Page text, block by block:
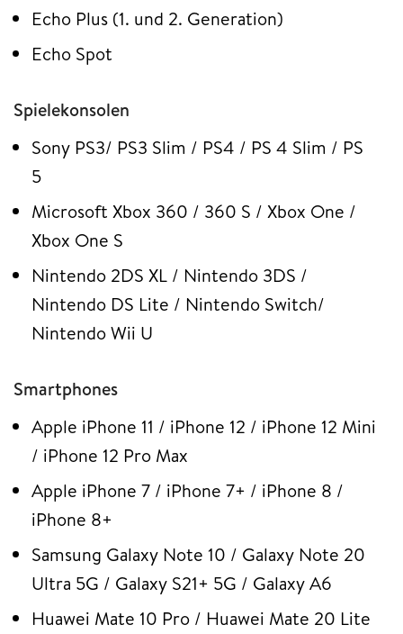
Echo Plus (1. und 2. Generation)
Echo Spot
Spielekonsolen
Sony PS3/ PS3 Slim / PS4 / PS 4 Slim / PS
5
Microsoft Xbox 360 / 360 S / Xbox One /
Xbox One S
Nintendo 2DS XL / Nintendo 3DS /
Nintendo DS Lite / Nintendo Switch/
Nintendo Wii U
Smartphones
Apple iPhone 11 / iPhone 12 / iPhone 12 Mini
/ iPhone 12 Pro Max
Apple iPhone 7 / iPhone 7+ / iPhone 8 /
iPhone 8+
Samsung Galaxy Note 10 / Galaxy Note 20
Ultra 5G / Galaxy S21+ 5G / Galaxy A6
Huawei Mate 10 Pro / Huawei Mate 20 Lite